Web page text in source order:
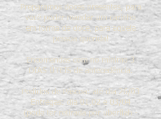
Preparamos doces presentes, para
você poder mandar um carinho
em forma de doce, para aquela
pessoa querida!
Encomendas com no mínimo 3
DIAS ÚTEIS de antecedência.
Pedidos de Páscoa: até dia 26/03
Entregas: dia 01,02 e 03/04
(pode ter retirada por uberflah -